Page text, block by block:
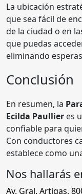
La ubicación
que sea fácil de
de la ciudad o en
que puedas
eliminando
Conclusión
En resumen, la
Ecilda Paullier es
confiable para
Con conductores
establece como
Nos hallarás
Av. Gral. Artigas,